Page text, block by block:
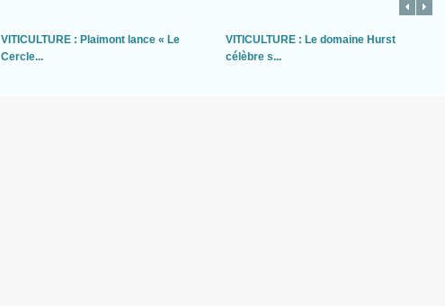
VITICULTURE : Plaimont lance « Le
Cercle...
VITICULTURE : Le domaine Hurst
célèbre s...